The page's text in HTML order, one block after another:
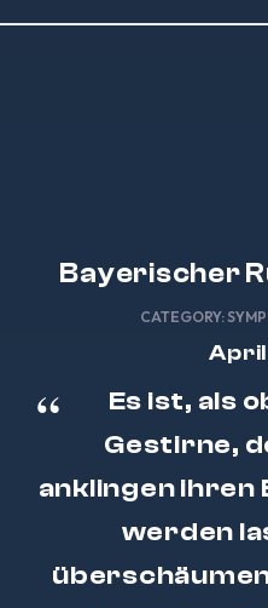
Bayerischer
CATEGORY:
April
Es ist, als
Gestirne,
anklingen ihren
werden